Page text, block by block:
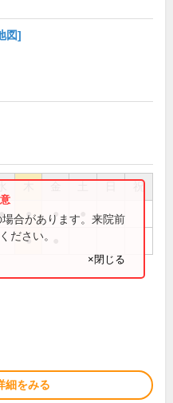
図]
祝
● ●
●
合があります。来院前
ださい。
×閉じる
細をみる